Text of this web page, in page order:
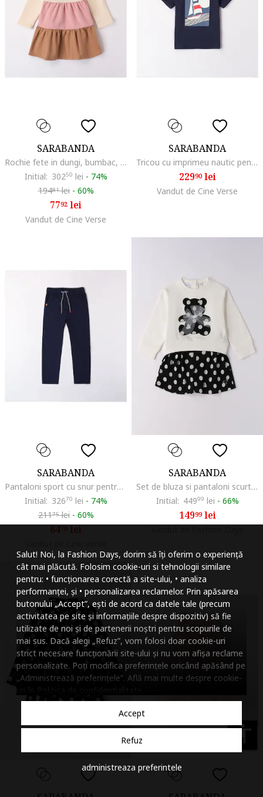
Salut! Noi, la Fashion Days, dorim să îți oferim o experiență
cât mai plăcută. Folosim cookie-uri si tehnologii similare
pentru: • funcționarea corectă a site-ului, • analiza
performanței, și • personalizarea reclamelor. Prin apăsarea
butonului „Accept”, ești de acord ca datele tale (precum
activitatea pe site și informațiile despre dispozitiv) să fie
utilizate de noi și de partenerii noștri pentru scopurile de
mai sus. Dacă alegi „Refuz”, vom folosi doar cookie-uri
strict necesare funcționării site-ului și nu vom afișa reclame
personalizate. Poți modifica preferințele oricând apăsând pe
„Administrează preferințele”. Află mai multe despre cookie-
Accept
Refuz
administreaza preferintele
SARABANDA
Rochie fete in dungi, bumbac, multicolor, Bej/Roz/Crem
Initial: 30250 lei - 74%
19481lei - 60%
7792 lei
Vandut de Cine Verse
SARABANDA
Tricou cu imprimeu nautic pentru baiat
22990lei
Vandut de Cine Verse
SARABANDA
Pantaloni sport cu snur pentru baieti, 0.8673, Albastru inchis
Initial: 32670 lei - 74%
21175lei - 60%
8470 lei
SARABANDA
Set de bluza si pantaloni scurti cu model cu inimi si caini, Alb fildes/Negru/Gri inchis
Initial: 44999 lei - 66%
14999lei
accessibility
Micsoreaza
Mareste spatierea
Micsoreaza
Mareste inaltimea
Micsoreaza
Inverseaza culorile
Nuante de gri
Cursor mare
Subliniaza link-urile
Dezactiveaza